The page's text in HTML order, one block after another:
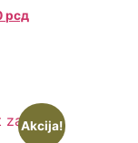
рсд
Akcija!